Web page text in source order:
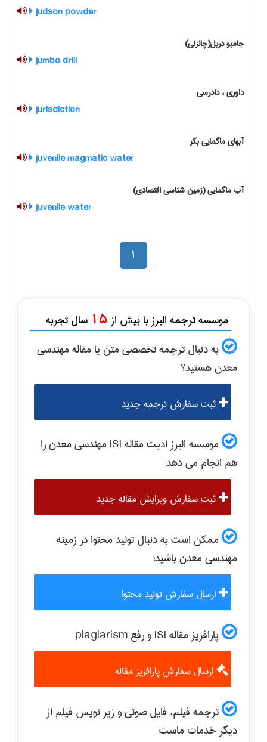
judson powder
جامبو دریل(چالزنی)
jumbo drill
داوری ، دادرسی
jurisdiction
آبهای ماگمایی بکر
juvenile magmatic water
آب ماگمایی (زمین شناسی اقتصادی)
juvenile water
1
موسسه ترجمه البرز با بیش از 15 سال تجربه
به دنبال ترجمه تخصصی متن یا مقالهمهندسی
معدنهستید؟
ثبت سفارش ترجمه جدید
موسسه البرز ادیت مقاله ISI مهندسی معدنرا
هم انجام می دهد:
ثبت سفارش ویرایش مقاله جدید
ممکن است به دنبال تولید محتوا در زمینه
مهندسی معدنباشید:
ارسال سفارش تولید محتوا
پارافریز مقاله ISI و رفع plagiarism
ارسال سفارش پارافریز مقاله
ترجمه فیلم، فایل صوتی و زیر نویس فیلم از
دیگر خدمات ماست: